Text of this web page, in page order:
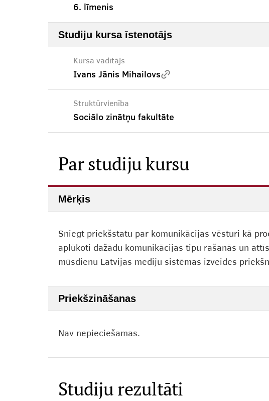
6. līmenis
Studiju kursa īstenotājs
Kursa vadītājs
Ivans Jānis Mihailovs
Struktūrvienība
Sociālo zinātņu fakultāte
Par studiju kursu
Mērķis
Sniegt priekšstatu par komunikācijas vēsturi kā
aplūkoti dažādu komunikācijas tipu rašanās un
mūsdienu Latvijas mediju sistēmas izveides
Priekšzināšanas
Nav nepieciešamas.
Studiju rezultāti